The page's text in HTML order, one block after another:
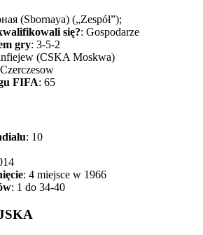
(Sbornaya) („Zespół”);
się?: Gospodarze
gry: 3-5-2
(CSKA Moskwa)
FIFA: 65
: 10
: 4 miejsce w 1966
: 1 do 34-40